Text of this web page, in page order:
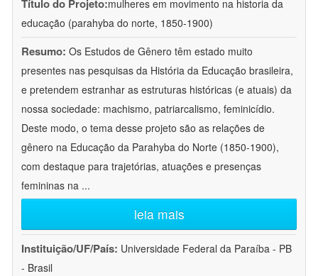
Título do Projeto:mulheres em movimento na historia da
educação (parahyba do norte, 1850-1900)
Resumo: Os Estudos de Gênero têm estado muito
presentes nas pesquisas da História da Educação brasileira,
e pretendem estranhar as estruturas históricas (e atuais) da
nossa sociedade: machismo, patriarcalismo, feminicídio.
Deste modo, o tema desse projeto são as relações de
gênero na Educação da Parahyba do Norte (1850-1900),
com destaque para trajetórias, atuações e presenças
femininas na ...
leia mais
Instituição/UF/País: Universidade Federal da Paraíba - PB
- Brasil